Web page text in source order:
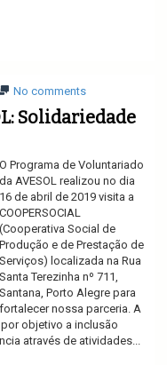
No comments
Solidariedade
O Programa de Voluntariado
da AVESOL realizou no dia
16 de abril de 2019 visita a
COOPERSOCIAL
(Cooperativa Social de
Produção e de Prestação de
Serviços) localizada na Rua
Santa Terezinha nº 711,
Santana, Porto Alegre para
fortalecer nossa parceria. A
por objetivo a inclusão
através de atividades...